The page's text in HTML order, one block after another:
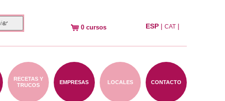
0 cursos ESP| CAT|
CONTACTO
LOCALES
EMPRESAS
RECETAS Y
TRUCOS